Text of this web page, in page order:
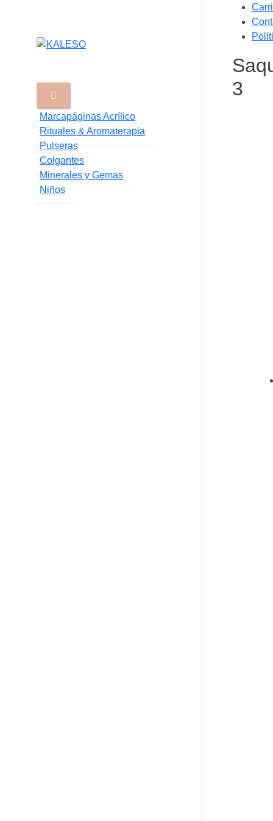
Marcapáginas Acrílico
Rituales & Aromaterapia
Pulseras
Colgantes
Minerales y Gemas
Niños
contenido
3